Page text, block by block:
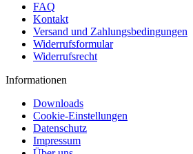
FAQ
Kontakt
Versand und Zahlungsbedingungen
Widerrufsformular
Widerrufsrecht
Informationen
Downloads
Cookie-Einstellungen
Datenschutz
Impressum